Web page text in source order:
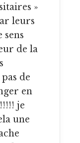
»
leurs
sens
de la
de
en
je
une